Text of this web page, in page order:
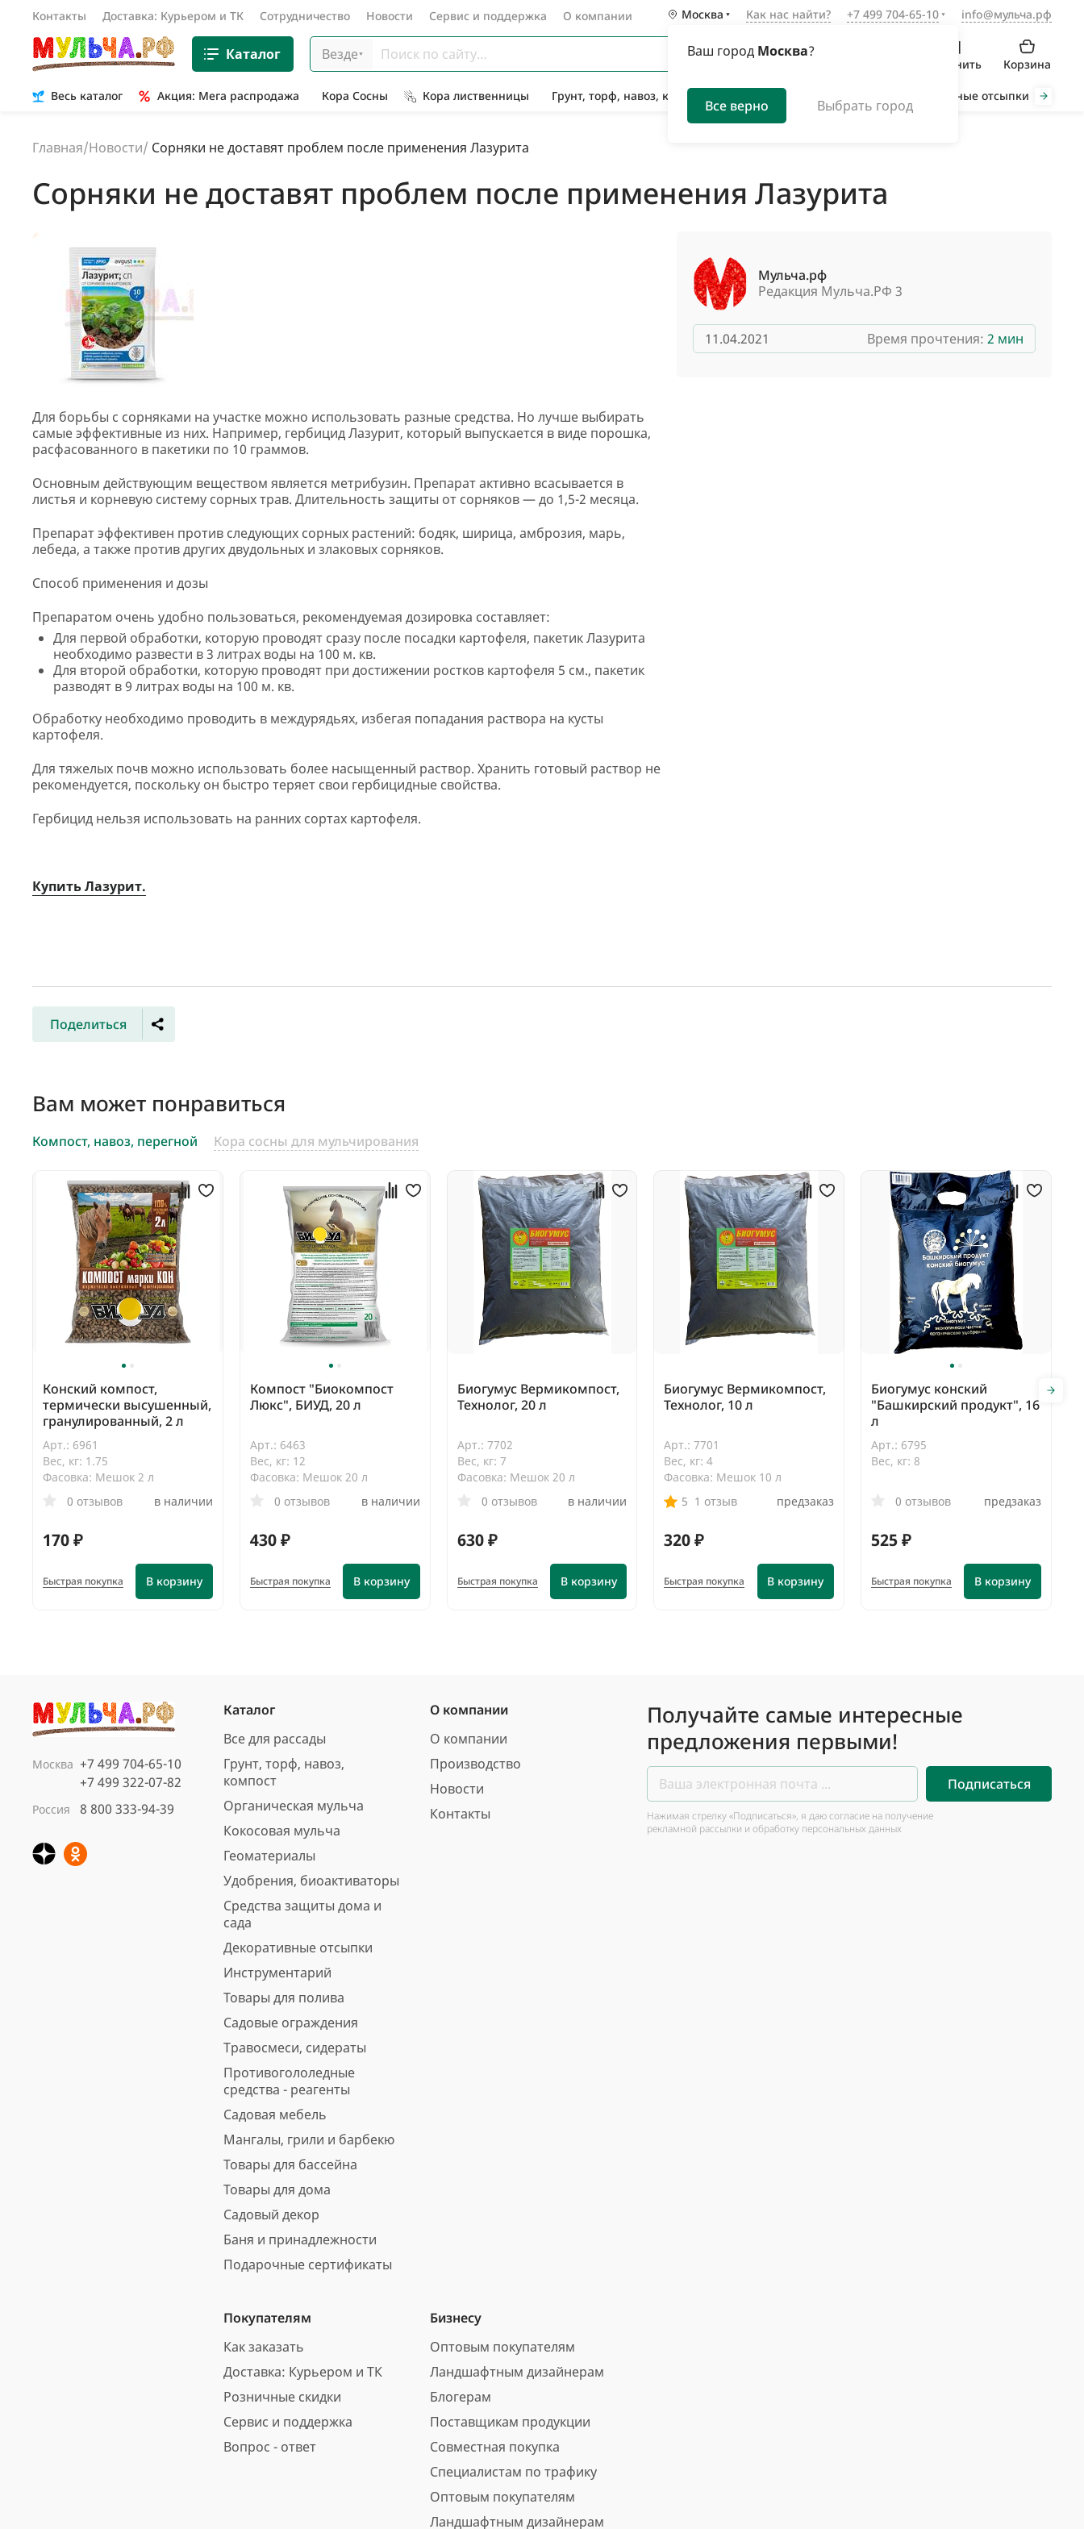
Контакты Доставка: Курьером и ТК Сотрудничество Новости Сервис и поддержка О компании Москва
Ваш город Москва?
Все верно Выбрать город
Как нас найти? +7 499 704-65-10 info@мульча.рф
Каталог Везде
Сравнить Корзина
Весь каталог Акция: Мега распродажа Кора Сосны Кора лиственницы Грунт, торф, навоз, компост Органическая мульча Декоративные отсыпки
Главная/Новости/ Сорняки не доставят проблем после применения Лазурита
Сорняки не доставят проблем после применения Лазурита
Для борьбы с сорняками на участке можно использовать разные средства. Но лучше выбирать
самые эффективные из них. Например, гербицид Лазурит, который выпускается в виде порошка,
расфасованного в пакетики по 10 граммов.
Основным действующим веществом является метрибузин. Препарат активно всасывается в
листья и корневую систему сорных трав. Длительность защиты от сорняков — до 1,5-2 месяца.
Препарат эффективен против следующих сорных растений: бодяк, ширица, амброзия, марь,
лебеда, а также против других двудольных и злаковых сорняков.
Способ применения и дозы
Препаратом очень удобно пользоваться, рекомендуемая дозировка составляет:
Для первой обработки, которую проводят сразу после посадки картофеля, пакетик Лазурита
необходимо развести в 3 литрах воды на 100 м. кв.
Для второй обработки, которую проводят при достижении ростков картофеля 5 см., пакетик
разводят в 9 литрах воды на 100 м. кв.
Обработку необходимо проводить в междурядьях, избегая попадания раствора на кусты
картофеля.
Для тяжелых почв можно использовать более насыщенный раствор. Хранить готовый раствор не
рекомендуется, поскольку он быстро теряет свои гербицидные свойства.
Гербицид нельзя использовать на ранних сортах картофеля.
Купить Лазурит.
Мульча.рф
Редакция Мульча.РФ 3
11.04.2021 Время прочтения: 2 мин
Поделиться
Вам может понравиться
Компост, навоз, перегной Кора сосны для мульчирования
Конский компост,
термически высушенный,
гранулированный, 2 л
Арт.: 6961
Вес, кг: 1.75
Фасовка: Мешок 2 л
0 отзывов
в наличии
170 ₽
В корзину
Быстрая покупка
Компост "Биокомпост
Люкс", БИУД, 20 л
Арт.: 6463
Вес, кг: 12
Фасовка: Мешок 20 л
0 отзывов
в наличии
430 ₽
В корзину
Быстрая покупка
Биогумус Вермикомпост,
Технолог, 20 л
Арт.: 7702
Вес, кг: 7
Фасовка: Мешок 20 л
0 отзывов
в наличии
630 ₽
В корзину
Быстрая покупка
Биогумус Вермикомпост,
Технолог, 10 л
Арт.: 7701
Вес, кг: 4
Фасовка: Мешок 10 л
5 1 отзыв предзаказ
320 ₽
В корзину
Быстрая покупка
Биогумус конский
"Башкирский продукт", 16
л
Арт.: 6795
Вес, кг: 8
0 отзывов предзаказ
525 ₽
В корзину
Быстрая покупка
нефракционная, 60 л
Арт.: 4691
Москва +7 499 704-65-10
+7 499 322-07-82
Россия 8 800 333-94-39
Каталог
Все для рассады
Грунт, торф, навоз,
компост
Органическая мульча
Кокосовая мульча
Геоматериалы
Удобрения, биоактиваторы
Средства защиты дома и
сада
Декоративные отсыпки
Инструментарий
Товары для полива
Садовые ограждения
Травосмеси, сидераты
Противогололедные
средства - реагенты
Садовая мебель
Мангалы, грили и барбекю
Товары для бассейна
Товары для дома
Садовый декор
Баня и принадлежности
Подарочные сертификаты
О компании
О компании
Производство
Новости
Контакты
Покупателям
Как заказать
Доставка: Курьером и ТК
Розничные скидки
Сервис и поддержка
Вопрос - ответ
Бизнесу
Оптовым покупателям
Ландшафтным дизайнерам
Блогерам
Поставщикам продукции
Совместная покупка
Специалистам по трафику
Оптовым покупателям
Ландшафтным дизайнерам
Получайте самые интересные
предложения первыми!
Подписаться
Нажимая стрелку «Подписаться», я даю согласие на получение
рекламной рассылки и обработку персональных данных